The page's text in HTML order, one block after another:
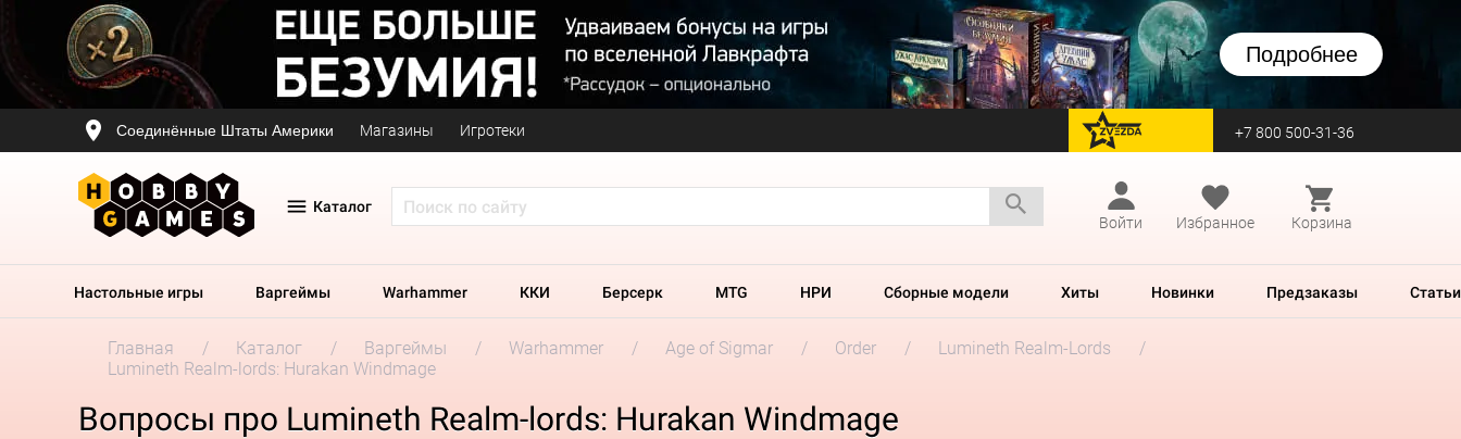
Подробнее
Соединённые Штаты Америки Магазины Игротеки перейти на Zvezda +7 800 500-31-36
Каталог
Войти
Избранное Корзина
Настольные игры Варгеймы Warhammer ККИ Берсерк MTG НРИ Сборные модели Хиты Новинки Предзаказы Статьи
Главная Каталог Варгеймы Warhammer Age of Sigmar Order
Lumineth Realm-Lords
Lumineth Realm-lords: Hurakan Windmage
Вопросы про Lumineth Realm-lords: Hurakan Windmage